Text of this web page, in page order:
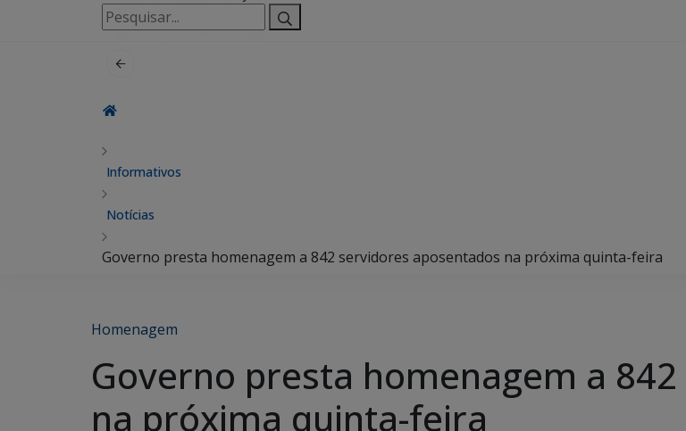
Pesquisar
por:
Informativos
Notícias
Governo presta homenagem a 842 servidores aposentados na próxima quinta-feira
Homenagem
Governo presta homenagem a
na próxima quinta-feira